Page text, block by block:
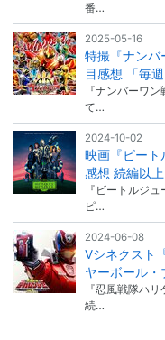
番…
2025-05-16
特撮『ナンバ
目感想 「毎
『ナンバーワ
て…
2024-10-02
映画『ビート
感想 続編以上
『ビートルジ
ピ…
2024-06-08
Vシネクスト
ヤーボール・
『忍風戦隊ハ
続…